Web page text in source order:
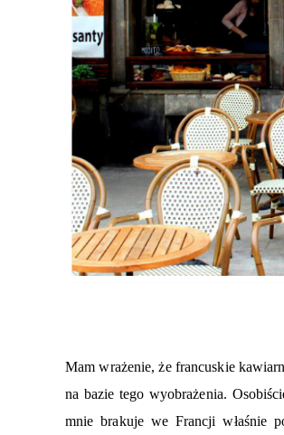
Mam wrażenie, że francuskie
na bazie tego wyobrażenia.
mnie brakuje we Francji właśnie